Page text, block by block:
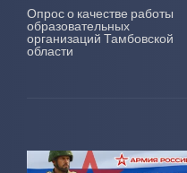
Опрос о качестве работы
образовательных
организаций Тамбовской
области